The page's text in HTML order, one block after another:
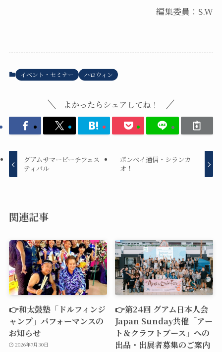
編集委員：S.W
イベント・セミナー ハロウィン
よかったらシェアしてね！
グアムサマービーチフェス
ティバル
ポンペイ通信・シランカ
オ！
関連記事
👉和太鼓塾「ドルフィンジ
ャンプ」パフォーマンスの
お知らせ
2026年7月30日
👉第24回 グアム日本人会
Japan Sunday共催「アー
ト＆クラフトブース」への
出品・出展者募集のご案内